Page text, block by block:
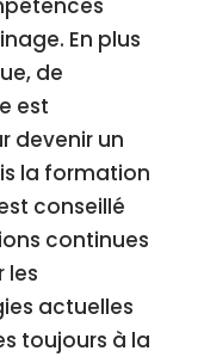
En plus
de
est
devenir un
la formation
conseillé
continues
les
actuelles
toujours à la